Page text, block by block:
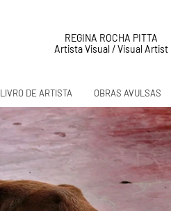
REGINA ROCHA PITTA
Artista Visual / Visual Artist
LIVRO DE ARTISTA OBRAS AVULSAS